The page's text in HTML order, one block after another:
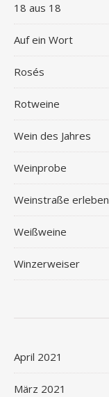
18 aus 18
Auf ein Wort
Rosés
Rotweine
Wein des Jahres
Weinprobe
Weinstraße erleben
Weißweine
Winzerweiser
April 2021
März 2021